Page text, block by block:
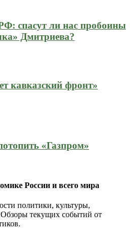
спасут ли нас пробоины
Дмитриева?
кавказский фронт»
«Газпром»
России и всего мира
политики, культуры,
текущих событий от